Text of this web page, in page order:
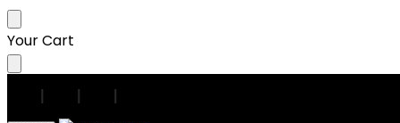
Your Cart
| | |